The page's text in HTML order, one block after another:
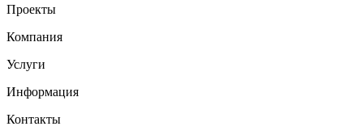
Проекты
Компания
Услуги
Информация
Контакты